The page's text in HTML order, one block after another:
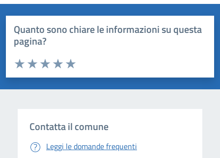
Quanto sono chiare le informazioni su questa
pagina?
Domanda
Valuta da 1 a 5 stelle la pagina
Valuta 5 stelle su 5
Valuta 4 stelle su 5
Valuta 3 stelle su 5
Valuta 2 stelle su 5
Valuta 1 stelle su 5
Contatta il comune
Leggi le domande frequenti